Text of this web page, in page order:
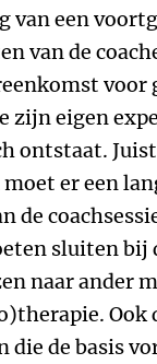
van een
van de
voor
zijn eigen
ontstaat.
er een
de
sluiten bij
naar ander
Ook
die de basis